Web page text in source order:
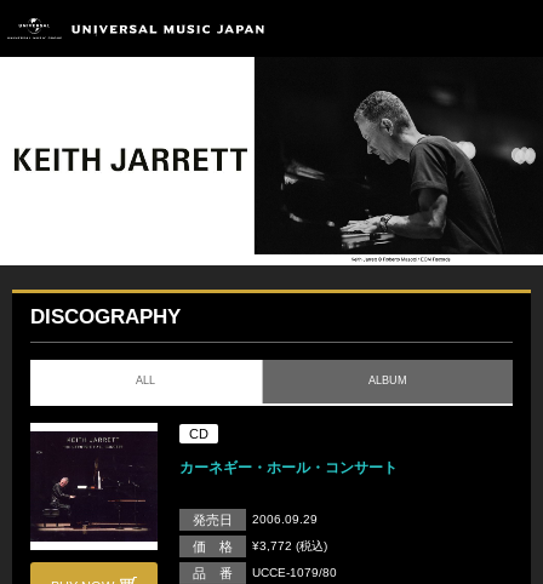
DISCOGRAPHY
ALL ALBUM
CD
カーネギー・ホール・コンサート
発売日 2006.09.29
価 格 ¥3,772 (税込)
品 番 UCCE-1079/80